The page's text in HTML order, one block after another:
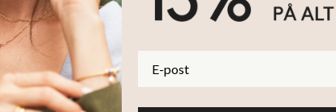
tilpasningen, vil våre dyktige håndverkere lage ditt
sterlingsølv og henger fra et rosegull forgylt
, inkludert dette utsøkte smykket i ditt valg av